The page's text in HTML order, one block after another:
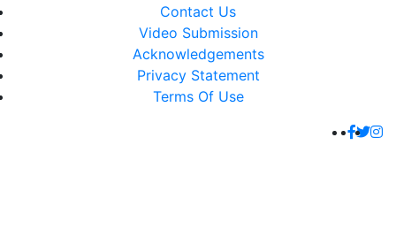
Contact Us
Video Submission
Acknowledgements
Privacy Statement
Terms Of Use